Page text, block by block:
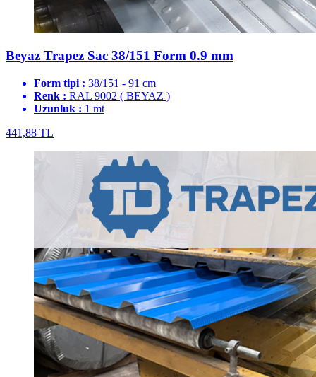
Beyaz Trapez Sac 38/151 Form 0.9 mm
Form tipi : 38/151 - 91 cm
Renk : RAL 9002 ( BEYAZ )
Uzunluk : 1 mt
441,88 TL